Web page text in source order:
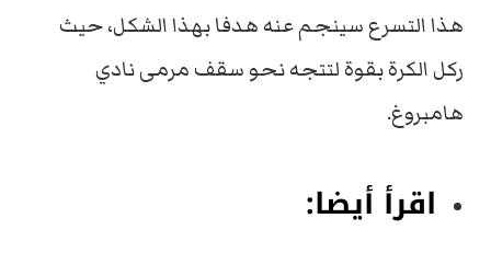
هذا التسرع سينجم عنه هدفا بهذا الشكل، حيث
ركل الكرة بقوة لتتجه نحو سقف مرمى نادي
هامبروغ.
اقرأ أيضا: